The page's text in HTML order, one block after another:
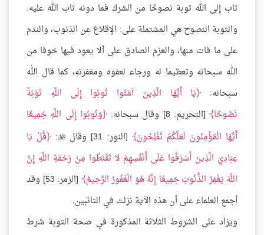
تاب إلى الله توبة نصوحًا من الشرك فما دونه تاب الله عليه.
والتوبة النصوح هي المشتملة على: الإقلاع عن الذنوب، والندم
على ما فات منها، والعزم الصادق على ألا يعود فيها خوفا من
الله سبحانه وتعظيما له ورجاء لعفوه ومغفرته، كما قال الله
سبحانه:
يَا أَيُّهَا الَّذِينَ آمَنُوا تُوبُوا إِلَى اللَّهِ تَوْبَةً
نَصُوحًا [التحريم: 8] وقال سبحانه:
وَتُوبُوا إِلَى اللَّهِ جَمِيعًا
أَيُّهَا الْمُؤْمِنُونَ لَعَلَّكُمْ تُفْلِحُونَ [النور: 31] وقال 
:
قُلْ يَا
عِبَادِيَ الَّذِينَ أَسْرَفُوا عَلَى أَنْفُسِهِمْ لا تَقْنَطُوا مِنْ رَحْمَةِ اللَّهِ إِنَّ
اللَّهَ يَغْفِرُ الذُّنُوبَ جَمِيعًا إِنَّهُ هُوَ الْغَفُورُ الرَّحِيمُ
[الزمر: 53] وقد
أجمع العلماء على أن هذه الآية نزلت في التائبين.
ويزاد على الشروط الثلاثة المذكورة في صحة التوبة شرط